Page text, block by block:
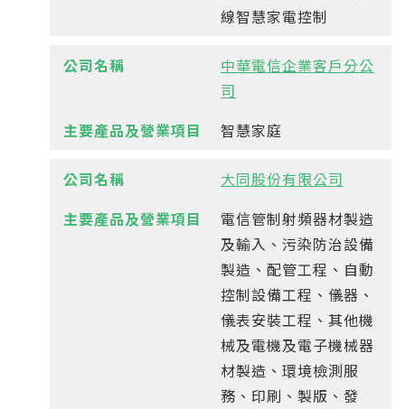
線智慧家電控制
中華電信企業客戶分公
司
智慧家庭
大同股份有限公司
電信管制射頻器材製造
及輸入、污染防治設備
製造、配管工程、自動
控制設備工程、儀器、
儀表安裝工程、其他機
械及電機及電子機械器
材製造、環境檢測服
務、印刷、製版、發